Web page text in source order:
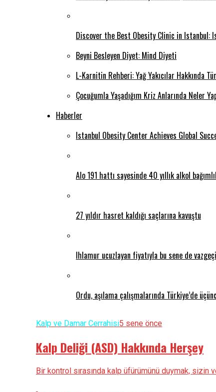
Discover the Best Obesity Clinic in Istanbul:
Beyni Besleyen Diyet: Mind Diyeti
L-Karnitin Rehberi: Yağ Yakıcılar Hakkında
Çocuğumla Yaşadığım Kriz Anlarında Neler
Haberler
Istanbul Obesity Center Achieves Global
Alo 191 hattı sayesinde 40 yıllık alkol
27 yıldır hasret kaldığı saçlarına kavuştu
Ihlamur ucuzlayan fiyatıyla bu sene de
Ordu, aşılama çalışmalarında Türkiye’de
Kalp ve Damar Cerrahisi5 sene önce
Kalp Deliği (ASD) Hakkında Herşey
Bir kontrol sırasında kalp üfürümünü duymak,